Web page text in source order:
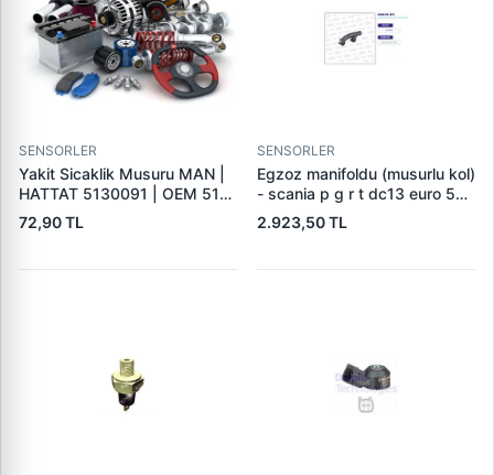
SENSORLER
Yakit Sicaklik Musuru MAN |
HATTAT 5130091 | OEM 51
27421 0213
72,90 TL
SENSORLER
Egzoz manifoldu (musurlu kol)
- scania p g r t dc13 euro 5
2012968 2012968
2.923,50 TL